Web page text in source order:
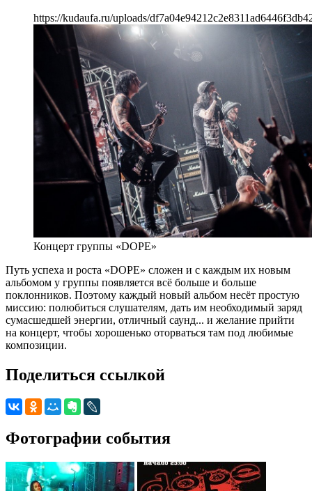
https://kudaufa.ru/uploads/
Концерт группы «DOPE»
Путь успеха и роста «DOPE» cложен и с каждым их новым
альбомом у группы появляется всё больше и больше
поклонников. Поэтому каждый новый альбом несёт простую
миссию: полюбиться слушателям, дать им необходимый заряд
сумасшедшей энергии, отличный саунд... и желание прийти
на концерт, чтобы хорошенько оторваться там под любимые
композиции.
Поделиться ссылкой
Фотографии события